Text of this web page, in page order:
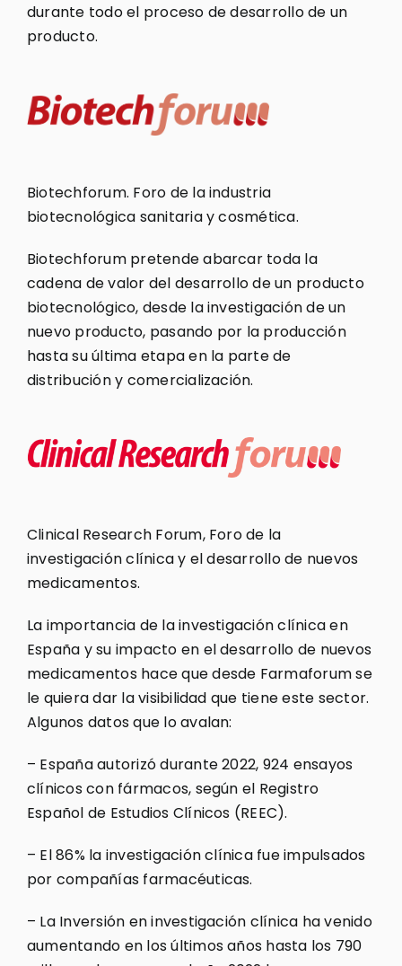
durante todo el proceso de desarrollo de un
producto.
Biotechforum. Foro de la industria
biotecnológica sanitaria y cosmética.
Biotechforum pretende abarcar toda la
cadena de valor del desarrollo de un producto
biotecnológico, desde la investigación de un
nuevo producto, pasando por la producción
hasta su última etapa en la parte de
distribución y comercialización.
Clinical Research Forum, Foro de la
investigación clínica y el desarrollo de nuevos
medicamentos.
La importancia de la investigación clínica en
España y su impacto en el desarrollo de nuevos
medicamentos hace que desde Farmaforum se
le quiera dar la visibilidad que tiene este sector.
Algunos datos que lo avalan:
– España autorizó durante 2022, 924 ensayos
clínicos con fármacos, según el Registro
Español de Estudios Clínicos (REEC).
– El 86% la investigación clínica fue impulsados
por compañías farmacéuticas.
– La Inversión en investigación clínica ha venido
aumentando en los últimos años hasta los 790